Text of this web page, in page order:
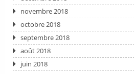
novembre 2018
octobre 2018
septembre 2018
août 2018
juin 2018